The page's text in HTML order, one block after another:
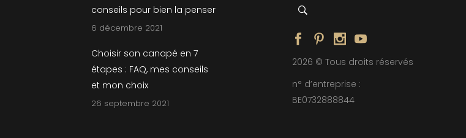
conseils pour bien la penser
6 décembre 2021
Choisir son canapé en 7
étapes : FAQ, mes conseils
et mon choix
26 septembre 2021
2026 © Tous droits réservés
n° d’entreprise :
BE0732888844